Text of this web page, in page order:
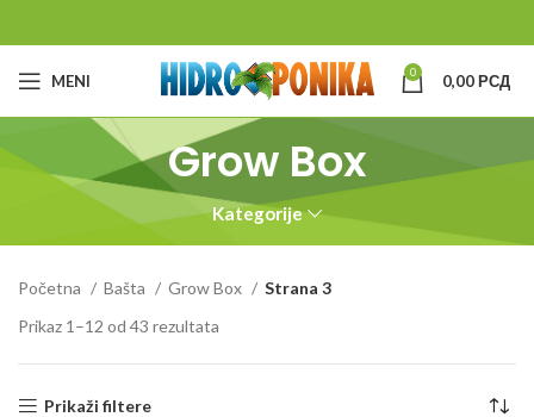
MENI 0 0,00РСД
Grow Box
Kategorije
Početna Bašta Grow Box
Strana 3
Prikaz 1–12 od 43 rezultata
Prikaži filtere